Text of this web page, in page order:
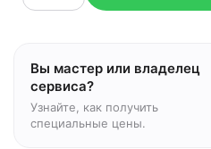
Вы мастер или владелец
сервиса?
Узнайте, как получить
специальные цены.